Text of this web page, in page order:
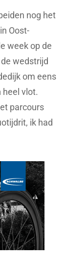
nog het
Oost-
week op de
wedstrijd
om eens
vlot.
parcours
ik had